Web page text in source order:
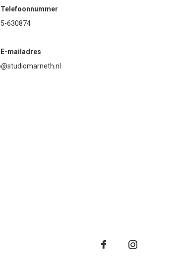
Telefoonnummer
630874
E-mailadres